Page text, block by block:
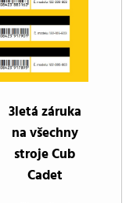
3letá záruka
na všechny
stroje Cub
Cadet